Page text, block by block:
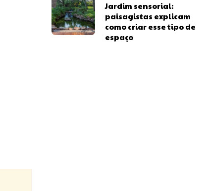
Jardim sensorial:
paisagistas explicam
como criar esse tipo de
espaço